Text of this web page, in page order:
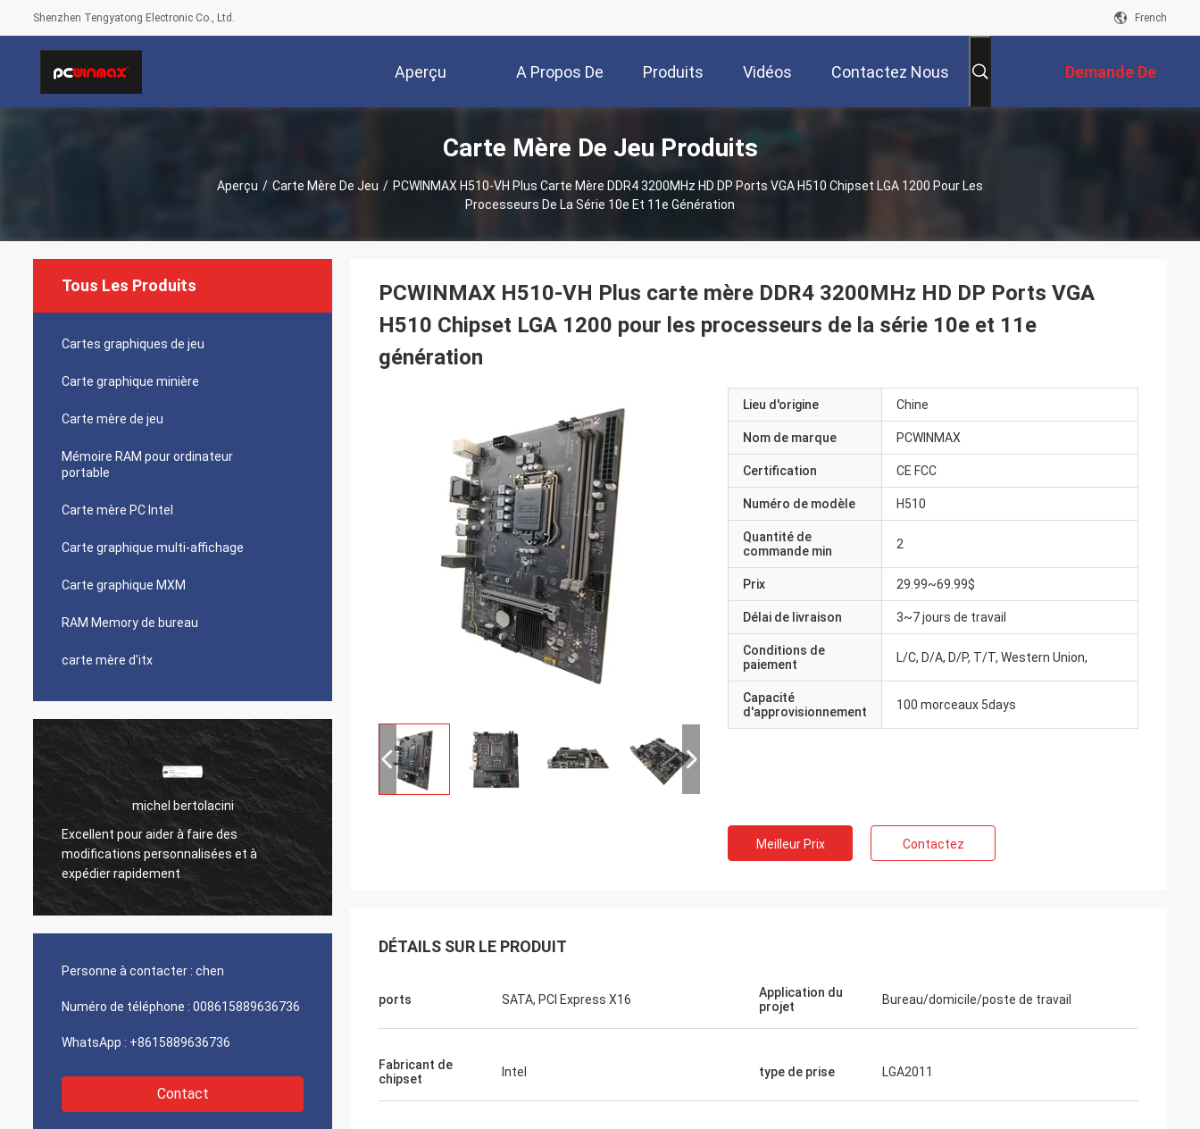
Shenzhen Tengyatong Electronic Co., Ltd. French
Aperçu A Propos De
Nous
Produits Vidéos Contactez Nous Demande De
Soumission
Carte Mère De Jeu Produits
Aperçu / Carte Mère De Jeu / PCWINMAX H510-VH Plus Carte Mère DDR4 3200MHz HD DP Ports VGA H510 Chipset LGA 1200 Pour Les
Processeurs De La Série 10e Et 11e Génération
Tous Les Produits
Cartes graphiques de jeu
Carte graphique minière
Carte mère de jeu
Mémoire RAM pour ordinateur
portable
Carte mère PC Intel
Carte graphique multi-affichage
Carte graphique MXM
RAM Memory de bureau
carte mère d'itx
michel bertolacini
Excellent pour aider à faire des
modifications personnalisées et à
expédier rapidement
Personne à contacter : chen
Numéro de téléphone : 008615889636736
WhatsApp : +8615889636736
Contact
PCWINMAX H510-VH Plus carte mère DDR4 3200MHz HD DP Ports VGA
H510 Chipset LGA 1200 pour les processeurs de la série 10e et 11e
génération
Lieu d'origine Chine
Nom de marque PCWINMAX
Certification CE FCC
Numéro de modèle H510
Quantité de
commande min
2
Prix 29.99~69.99$
Délai de livraison 3~7 jours de travail
Conditions de
paiement
L/C, D/A, D/P, T/T, Western Union,
Capacité
d'approvisionnement
100 morceaux 5days
Meilleur Prix Contactez
DÉTAILS SUR LE PRODUIT
ports SATA, PCI Express X16
Application du
projet
Bureau/domicile/poste de travail
Fabricant de
chipset
Intel type de prise LGA2011